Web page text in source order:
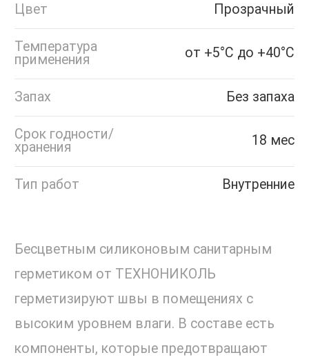
Цвет Прозрачный
Температура
применения
от +5°С до +40°С
Запах Без запаха
Срок годности/
хранения
18 мес
Тип работ Внутренние
Бесцветным силиконовым санитарным
герметиком от ТЕХНОНИКОЛЬ
герметизируют швы в помещениях с
высоким уровнем влаги. В составе есть
компоненты, которые предотвращают